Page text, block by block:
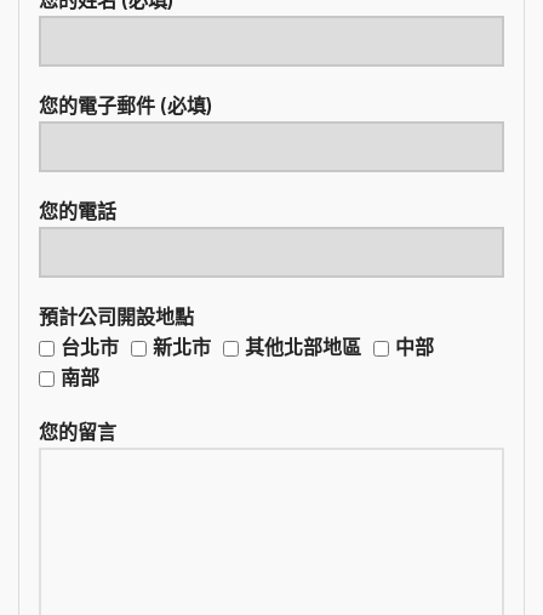
您的電子郵件 (必填)
您的電話
預計公司開設地點
台北市
新北市 其他北部地區
中部
南部
您的留言